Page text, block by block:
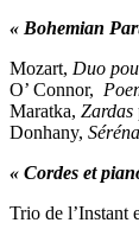
« Bohemian
Mozart, Duo
O’ Connor,
Maratka, Zardas
Donhany,
« Cordes et
Trio de l’Instant